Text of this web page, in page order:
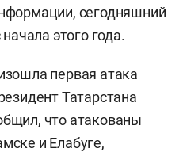
сегодняшний
этого года.
первая атака
Татарстана
, что атакованы
и Елабуге,